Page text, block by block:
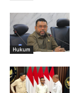
Hukum